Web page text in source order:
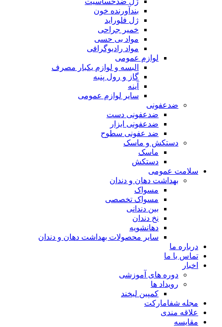
بندآورنده خون
ژل فلوراید
خمیر جراحی
مواد بی حسی
مواد رادیوگرافی
لوازم عمومی
البسه و لوازم یکبار مصرف
گاز و رول پنبه
آینه
سایر لوازم عمومی
ضدعفونی
ضدعفونی دست
ضدعفونی ابزار
ضد عفونی سطوح
دستکش و ماسک
ماسک
دستکش
سلامت عمومی
بهداشت دهان و دندان
مسواک
مسواک تخصصی
بین دندانی
نخ دندان
دهانشویه
سایر محصولات بهداشت دهان و دندان
درباره ما
تماس با ما
اخبار
دوره های آموزشی
رویداد ها
کمپین لبخند
مجله شفامارکت
علاقه مندی
مقایسه